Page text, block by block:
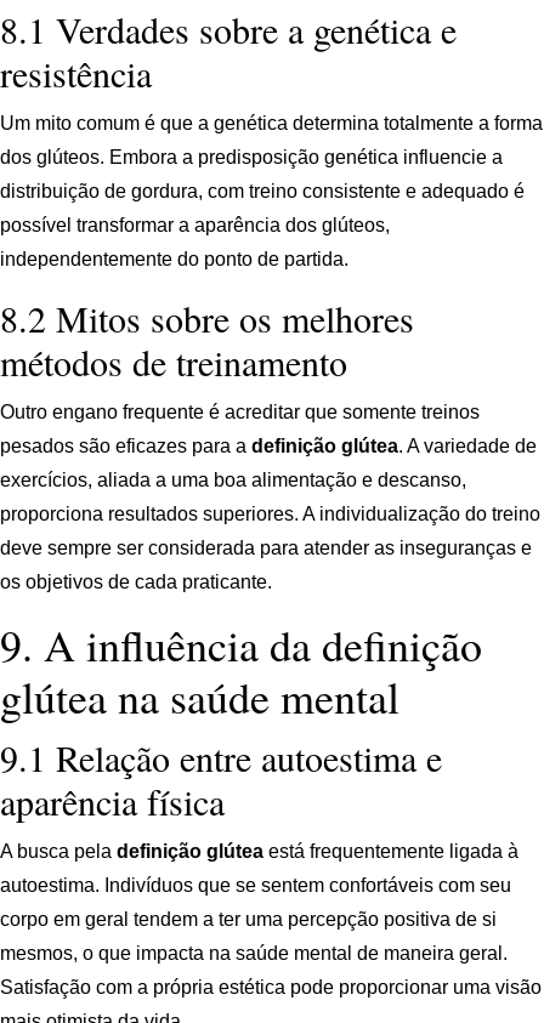
8.1 Verdades sobre a genética e
resistência
Um mito comum é que a genética determina totalmente a forma
dos glúteos. Embora a predisposição genética influencie a
distribuição de gordura, com treino consistente e adequado é
possível transformar a aparência dos glúteos,
independentemente do ponto de partida.
8.2 Mitos sobre os melhores
métodos de treinamento
Outro engano frequente é acreditar que somente treinos
pesados são eficazes para a definição glútea. A variedade de
exercícios, aliada a uma boa alimentação e descanso,
proporciona resultados superiores. A individualização do treino
deve sempre ser considerada para atender as inseguranças e
os objetivos de cada praticante.
9. A influência da definição
glútea na saúde mental
9.1 Relação entre autoestima e
aparência física
A busca pela definição glútea está frequentemente ligada à
autoestima. Indivíduos que se sentem confortáveis com seu
corpo em geral tendem a ter uma percepção positiva de si
mesmos, o que impacta na saúde mental de maneira geral.
Satisfação com a própria estética pode proporcionar uma visão